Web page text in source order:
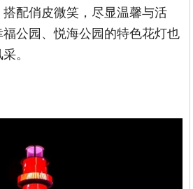
配俏皮微笑，尽显温馨与活
公园、悦海公园的特色花灯也
。